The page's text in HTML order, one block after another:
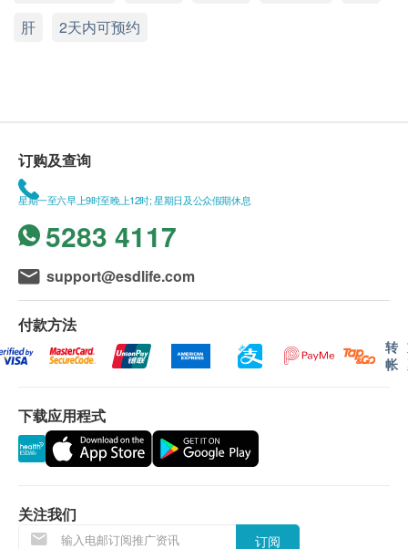
肝
2天内可预约
订购及查询
星期一至六早上9时至晚上12时; 星期日及公众假期休息
5283 4117
support@esdlife.com
付款方法
转
帐
下载应用程式
关注我们
订阅